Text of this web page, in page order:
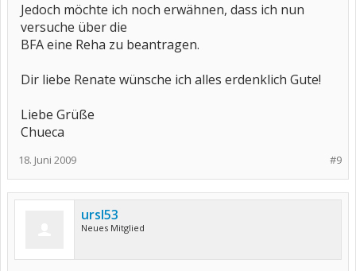
Jedoch möchte ich noch erwähnen, dass ich nun
versuche über die
BFA eine Reha zu beantragen.
Dir liebe Renate wünsche ich alles erdenklich Gute!
Liebe Grüße
Chueca
#9
18. Juni 2009
ursl53
Neues Mitglied